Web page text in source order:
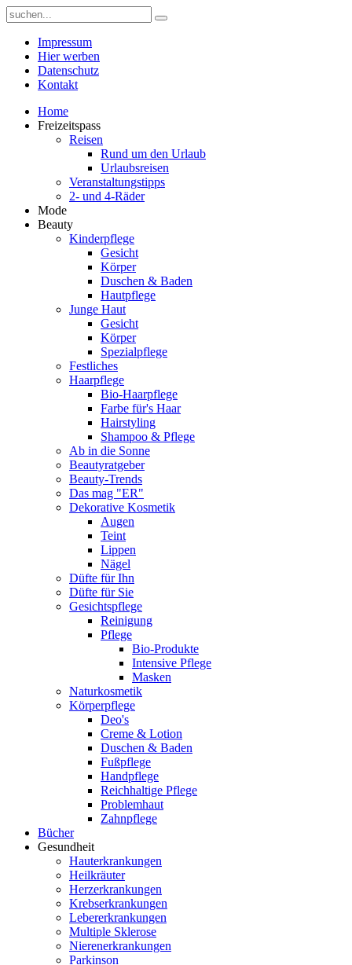
Impressum
Hier werben
Datenschutz
Kontakt
Home
Freizeitspass
Reisen
Rund um den Urlaub
Urlaubsreisen
Veranstaltungstipps
2- und 4-Räder
Mode
Beauty
Kinderpflege
Gesicht
Körper
Duschen & Baden
Hautpflege
Junge Haut
Gesicht
Körper
Spezialpflege
Festliches
Haarpflege
Bio-Haarpflege
Farbe für's Haar
Hairstyling
Shampoo & Pflege
Ab in die Sonne
Beautyratgeber
Beauty-Trends
Das mag "ER"
Dekorative Kosmetik
Augen
Teint
Lippen
Nägel
Düfte für Ihn
Düfte für Sie
Gesichtspflege
Reinigung
Pflege
Bio-Produkte
Intensive Pflege
Masken
Naturkosmetik
Körperpflege
Deo's
Creme & Lotion
Duschen & Baden
Fußpflege
Handpflege
Reichhaltige Pflege
Problemhaut
Zahnpflege
Bücher
Gesundheit
Hauterkrankungen
Heilkräuter
Herzerkrankungen
Krebserkrankungen
Lebererkrankungen
Multiple Sklerose
Nierenerkrankungen
Parkinson